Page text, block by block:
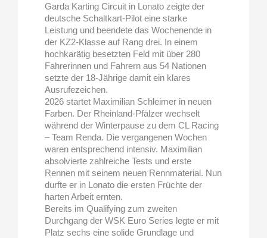
Garda Karting Circuit in Lonato zeigte der
deutsche Schaltkart-Pilot eine starke
Leistung und beendete das Wochenende in
der KZ2-Klasse auf Rang drei. In einem
hochkarätig besetzten Feld mit über 280
Fahrerinnen und Fahrern aus 54 Nationen
setzte der 18-Jährige damit ein klares
Ausrufezeichen.
2026 startet Maximilian Schleimer in neuen
Farben. Der Rheinland-Pfälzer wechselt
während der Winterpause zu dem CL Racing
– Team Renda. Die vergangenen Wochen
waren entsprechend intensiv. Maximilian
absolvierte zahlreiche Tests und erste
Rennen mit seinem neuen Rennmaterial. Nun
durfte er in Lonato die ersten Früchte der
harten Arbeit ernten.
Bereits im Qualifying zum zweiten
Durchgang der WSK Euro Series legte er mit
Platz sechs eine solide Grundlage und